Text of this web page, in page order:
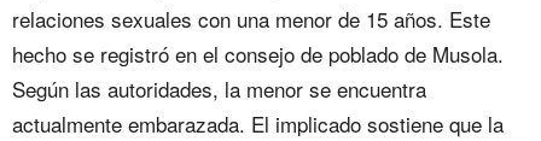
relaciones sexuales con una menor de 15 años. Este
hecho se registró en el consejo de poblado de Musola.
Según las autoridades, la menor se encuentra
actualmente embarazada. El implicado sostiene que la